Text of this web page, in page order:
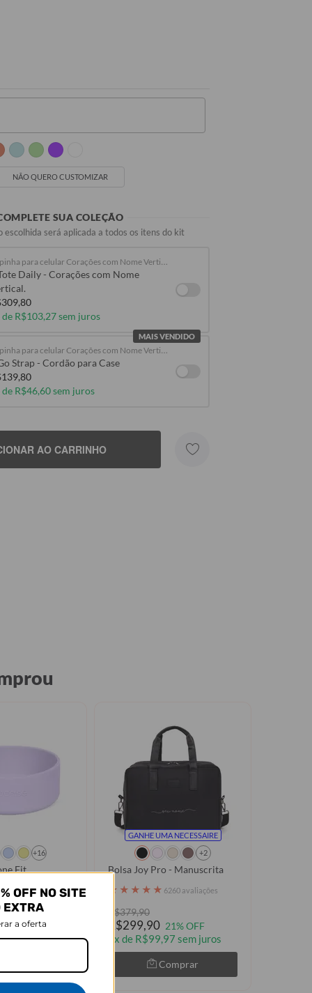
[Seu Nome]
[Seu Nome]
NÃO QUERO CUSTOMIZAR
SUA COLEÇÃO
escolhida será aplicada a todos os itens do kit
Capinha para celular Corações com Nome Vertical
Daily - Corações com Nome
de R$103,27 sem juros
MAIS VENDIDO
Capinha para celular Corações com Nome Vertical
Strap - Cordão para Case
de R$46,60 sem juros
AO CARRINHO
+16
Fit
2222 avaliações
OFF
GANHE UMA NECESSAIRE
+2
Bolsa Joy Pro - Manuscrita
★ ★ ★ ★ ★ 6260 avaliações
R$379,90
R$299,90 21% OFF
3x de R$99,97 sem juros
Comprar
OFF NO SITE
EXTRA
a oferta